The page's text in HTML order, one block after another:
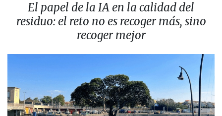
El papel de la IA en la calidad del
residuo: el reto no es recoger más, sino
recoger mejor